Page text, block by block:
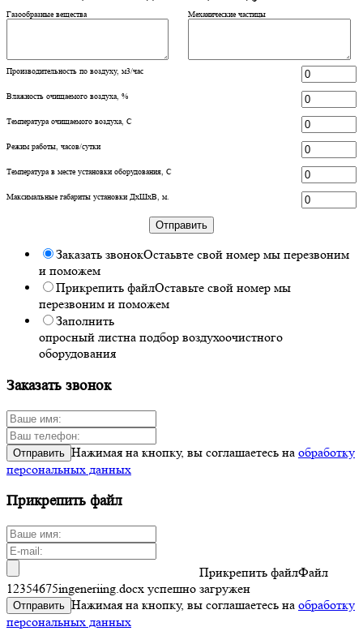
Газообразные вещества Механические частицы
Производительность по воздуху, м3/час
Влажность очищаемого воздуха, %
Температура очищаемого воздуха, С
Режим работы, часов/сутки
Температура в месте установки оборудования, С
Максимальные габариты установки ДхШхВ, м.
Отправить
Заказать звонокОстаьвте свой номер мы перезвоним
и поможем
Прикрепить файлОставьте свой номер мы
перезвоним и поможем
Заполнить
опросный листна подбор воздухоочистного
оборудования
Заказать звонок
Отправить Нажимая на кнопку, вы соглашаетесь на обработку
персональных данных
Прикрепить файл
Прикрепить файлФайл
12354675ingeneriing.docx успешно загружен
Отправить Нажимая на кнопку, вы соглашаетесь на обработку
персональных данных